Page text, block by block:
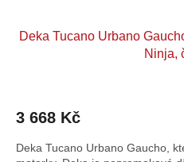
Deka Tucano Urbano
Ninja,
3 668 Kč
Deka Tucano Urbano Gaucho,